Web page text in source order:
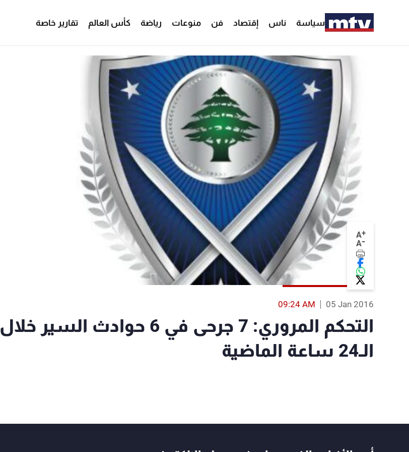
سياسة ناس إقتصاد فن منوعات رياضة كأس العالم تقارير خاصة
A+
A-
05 Jan 2016
09:24 AM
التحكم المروري: 7 جرحى في 6 حوادث السير خلال
الـ24 ساعة الماضية